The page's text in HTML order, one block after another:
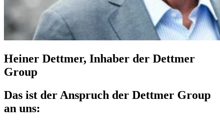
Heiner Dettmer, Inhaber der Dettmer
Group
Das ist der Anspruch der Dettmer Group
an uns: